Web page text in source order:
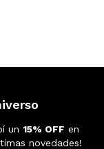
un 15% OFF en
novedades!